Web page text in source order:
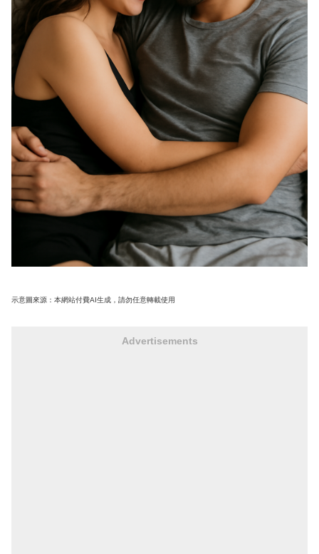
示意圖來源：本網站付費AI生成，請勿任意轉載使用
Advertisements